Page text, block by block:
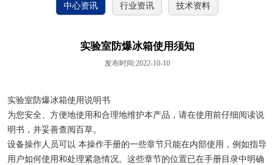
中心资讯 行业资讯 技术资料
实验室防爆冰箱使用须知
发布时间:2022-10-10
实验室防爆冰箱使用说明书
为您安全、方便地使用和合理地维护本产品，请在使用前仔细阅读说
明书，并妥善查阅百草。
设备操作人员可以 本操作手册的一些章节只能在内部使用，例如指导
用户如何使用和处理紧急情况。这些章节的位置已在手册目录中明确
灭活恒温箱
锂电池测试恒温箱
实验室低温冰箱